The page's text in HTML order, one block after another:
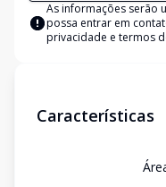
As informações serão
possa entrar em
privacidade e termos
Características